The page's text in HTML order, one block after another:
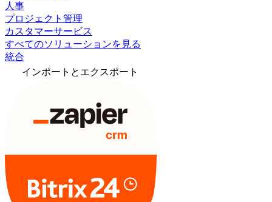
人事
プロジェクト管理
カスタマーサービス
すべてのソリューションを見る
統合
インポートとエクスポート